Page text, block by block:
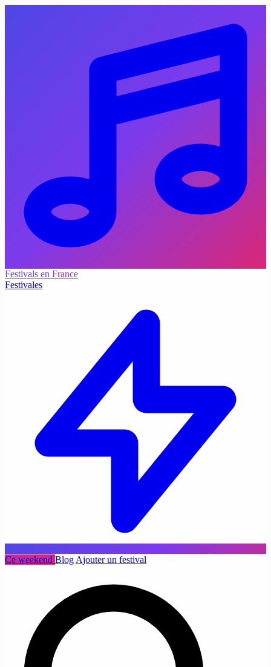
Festivals en France
Festivales
Ce weekend Blog Ajouter un festival